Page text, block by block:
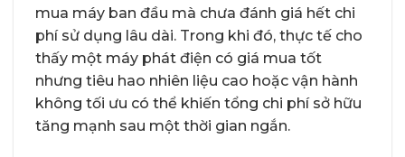
mua máy ban đầu mà chưa đánh giá hết chi
phí sử dụng lâu dài. Trong khi đó, thực tế cho
thấy một máy phát điện có giá mua tốt
nhưng tiêu hao nhiên liệu cao hoặc vận hành
không tối ưu có thể khiến tổng chi phí sở hữu
tăng mạnh sau một thời gian ngắn.